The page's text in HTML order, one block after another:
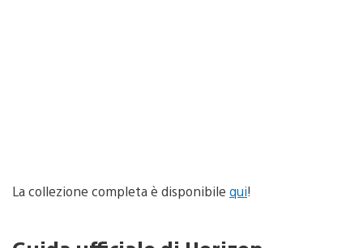
La collezione completa è disponibile qui!